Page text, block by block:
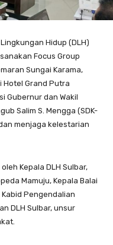
Hidup (DLH)
Focus Group
Sungai Karama,
Hotel Grand Putra
Gubernur dan Wakil
Salim S. Mengga (SDK-
menjaga kelestarian
Kepala DLH Sulbar,
Mamuju, Kepala Balai
Pengendalian
DLH Sulbar, unsur